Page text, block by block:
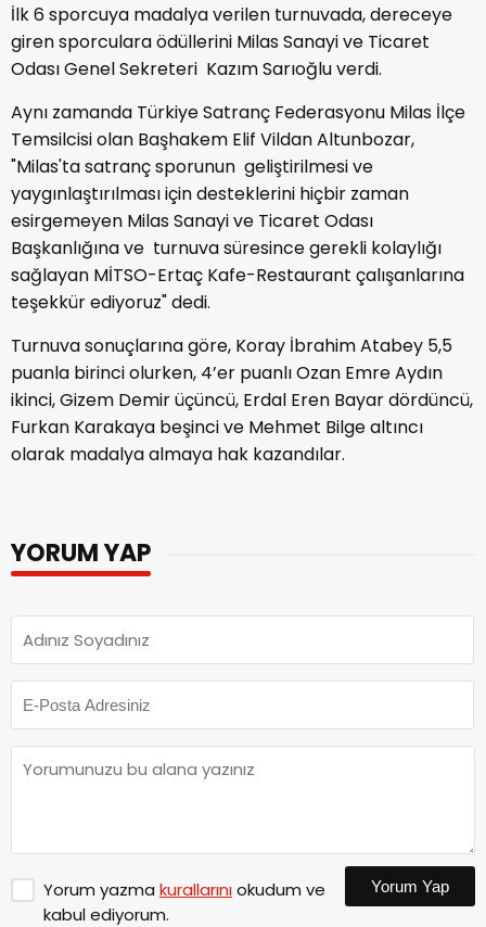
İlk 6 sporcuya madalya verilen turnuvada, dereceye
giren sporculara ödüllerini Milas Sanayi ve Ticaret
Odası Genel Sekreteri Kazım Sarıoğlu verdi.
Aynı zamanda Türkiye Satranç Federasyonu Milas İlçe
Temsilcisi olan Başhakem Elif Vildan Altunbozar,
"Milas'ta satranç sporunun geliştirilmesi ve
yaygınlaştırılması için desteklerini hiçbir zaman
esirgemeyen Milas Sanayi ve Ticaret Odası
Başkanlığına ve turnuva süresince gerekli kolaylığı
sağlayan MİTSO-Ertaç Kafe-Restaurant çalışanlarına
teşekkür ediyoruz" dedi.
Turnuva sonuçlarına göre, Koray İbrahim Atabey 5,5
puanla birinci olurken, 4’er puanlı Ozan Emre Aydın
ikinci, Gizem Demir üçüncü, Erdal Eren Bayar dördüncü,
Furkan Karakaya beşinci ve Mehmet Bilge altıncı
olarak madalya almaya hak kazandılar.
YORUM YAP
Yorum yazma kurallarınıokudum ve
kabul ediyorum.
Yorum Yap